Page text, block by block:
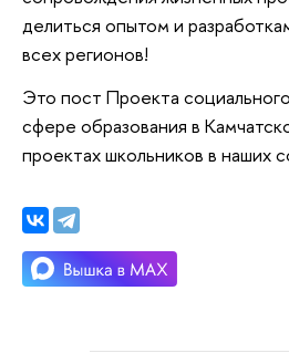
делиться опытом и
всех регионов!
Это пост Проекта
сфере образования в
проектах школьников в наших